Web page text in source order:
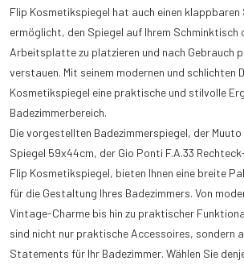
Flip Kosmetikspiegel hat auch einen klappbaren
ermöglicht, den Spiegel auf Ihrem Schminktisch
Arbeitsplatte zu platzieren und nach Gebrauch
verstauen. Mit seinem modernen und schlichten
Kosmetikspiegel eine praktische und stilvolle
Badezimmerbereich.
Die vorgestellten Badezimmerspiegel, der
Spiegel 59x44cm, der Gio Ponti F.A.33
Flip Kosmetikspiegel, bieten Ihnen eine breite
für die Gestaltung Ihres Badezimmers. Von
Vintage-Charme bis hin zu praktischer
sind nicht nur praktische Accessoires, sondern
Statements für Ihr Badezimmer. Wählen Sie